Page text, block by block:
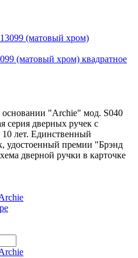
(матовый хром) квадратное
основании "Archie" мод. S040
серия дверных ручек с
10 лет. Единственный
удостоенный премии "Брэнд
дверной ручки в карточке